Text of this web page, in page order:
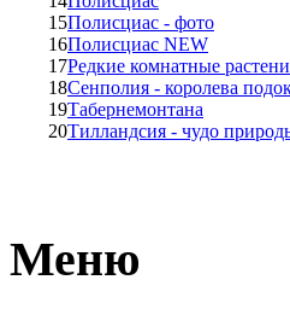
15Полисциас - фото
16Полисциас NEW
17Редкие комнатные
18Сенполия - королева
19Табернемонтана
20Тилландсия - чудо
Меню